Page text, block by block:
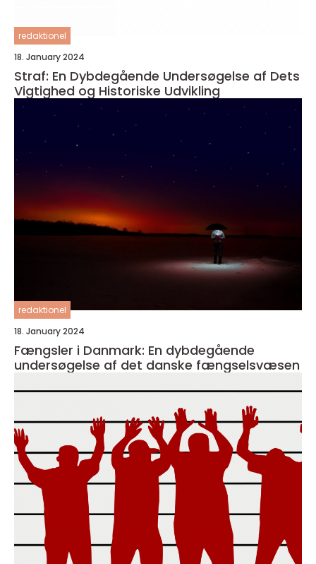
redaktionel
18. January 2024
Straf: En Dybdegående Undersøgelse af Dets
Vigtighed og Historiske Udvikling
redaktionel
18. January 2024
Fængsler i Danmark: En dybdegående
undersøgelse af det danske fængselsvæsen